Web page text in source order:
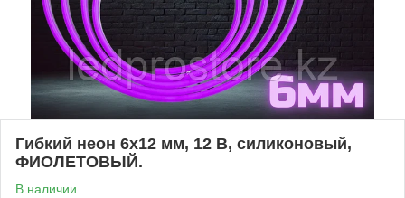
Гибкий неон 6x12 мм, 12 В, силиконовый,
ФИОЛЕТОВЫЙ.
В наличии